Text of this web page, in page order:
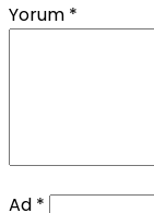
Yorum *
Ad *